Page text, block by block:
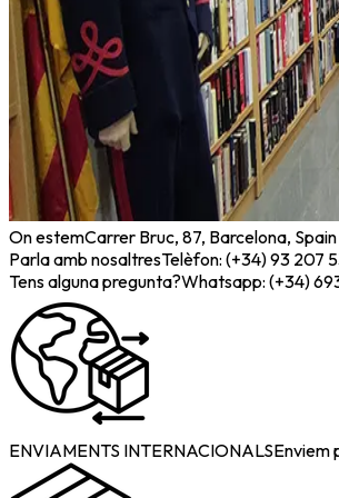
On estemCarrer Bruc, 87, Barcelona, Spain
Parla amb nosaltresTelèfon: (+34) 93 207
Tens alguna pregunta?Whatsapp: (+34)
ENVIAMENTS INTERNACIONALSEnviem